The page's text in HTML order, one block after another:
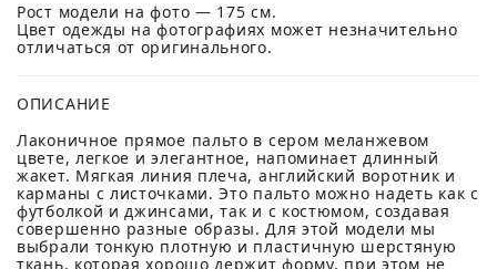
Рост модели на фото — 175 см.
Цвет одежды на фотографиях может незначительно
отличаться от оригинального.
ОПИСАНИЕ
Лаконичное прямое пальто в сером меланжевом
цвете, легкое и элегантное, напоминает длинный
жакет. Мягкая линия плеча, английский воротник и
карманы с листочками. Это пальто можно надеть как с
футболкой и джинсами, так и с костюмом, создавая
совершенно разные образы. Для этой модели мы
выбрали тонкую плотную и пластичную шерстяную
ткань, которая хорошо держит форму, при этом не